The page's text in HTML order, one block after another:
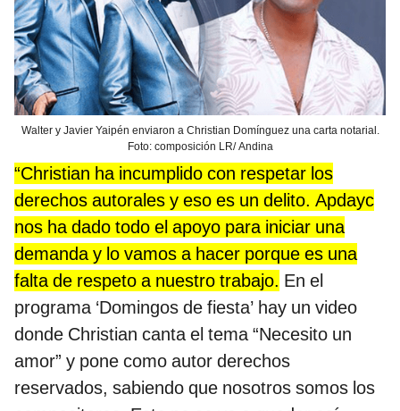
Walter y Javier Yaipén enviaron a Christian Domínguez una carta notarial.
Foto: composición LR/ Andina
“Christian ha incumplido con respetar los
derechos autorales y eso es un delito. Apdayc
nos ha dado todo el apoyo para iniciar una
demanda y lo vamos a hacer porque es una
falta de respeto a nuestro trabajo. En el
programa ‘Domingos de fiesta’ hay un video
donde Christian canta el tema “Necesito un
amor” y pone como autor derechos
reservados, sabiendo que nosotros somos los